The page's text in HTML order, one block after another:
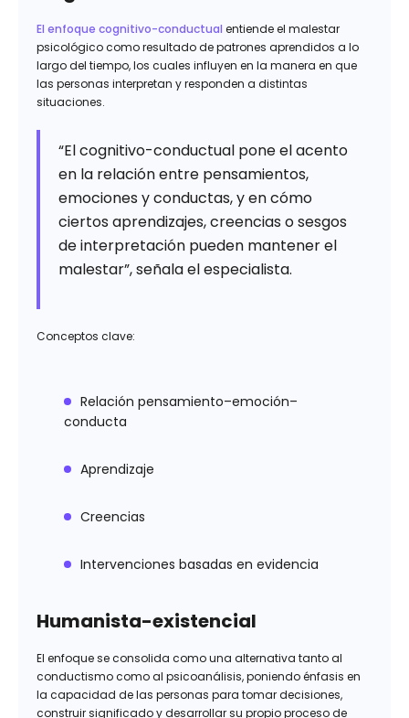
El enfoque cognitivo-conductual entiende el malestar
psicológico como resultado de patrones aprendidos a lo
largo del tiempo, los cuales influyen en la manera en que
las personas interpretan y responden a distintas
situaciones.
“El cognitivo-conductual pone el acento
en la relación entre pensamientos,
emociones y conductas, y en cómo
ciertos aprendizajes, creencias o sesgos
de interpretación pueden mantener el
malestar”, señala el especialista.
Conceptos clave:
Relación pensamiento–emoción–
conducta
Aprendizaje
Creencias
Intervenciones basadas en evidencia
Humanista-existencial
El enfoque se consolida como una alternativa tanto al
conductismo como al psicoanálisis, poniendo énfasis en
la capacidad de las personas para tomar decisiones,
construir significado y desarrollar su propio proceso de